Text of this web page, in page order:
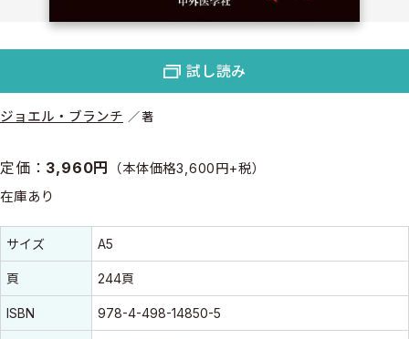
ジョエル・ブランチ 著
定価： 3,960円 （本体価格3,600円+税）
在庫あり
書誌情報
書誌情報
サイズ A5
頁 244頁
ISBN 978-4-498-14850-5
試し読み